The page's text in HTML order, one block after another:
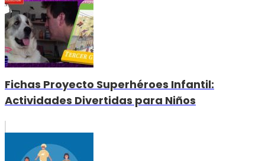
Fichas Proyecto Superhéroes Infantil:
Actividades Divertidas para Niños